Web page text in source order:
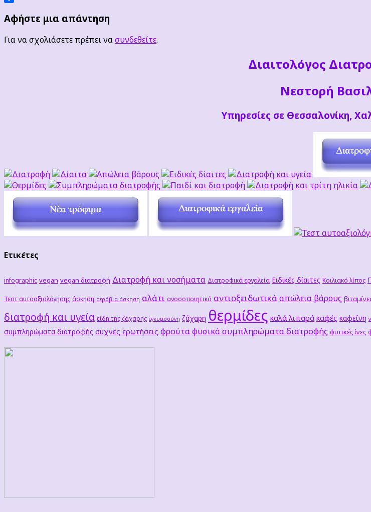
Αφήστε μια απάντηση
Για να σχολιάσετε πρέπει νασυνδεθείτε.
Διαιτoλόγος
Νεστορή
Υπηρεσίες σε Θεσσαλονίκη,
Ετικέτες
infographic vegan vegan διατροφή Διατροφή και νοσήματα Διατροφικά εργαλεία Ειδικές δίαιτες Κοιλιακό λίπος
Τεστ αυτοαξιολόγησης άσκηση αερόβια άσκηση αλάτι ανοσοποιητικό αντιοξειδωτικά απώλεια βάρους
διατροφή και υγεία είδη της ζάχαρης εγκυμοσύνη ζάχαρη θερμίδες καλά λιπαρά καφές καφεΐνη
συμπληρώματα διατροφής συχνές ερωτήσεις φρούταφυσικά συμπληρώματα διατροφής φυτικές ίνες